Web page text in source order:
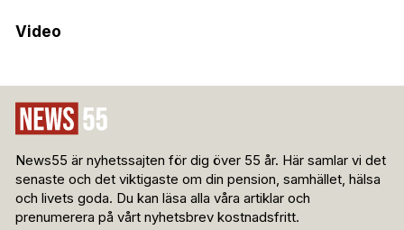
Video
News55 är nyhetssajten för dig över 55 år. Här samlar vi det
senaste och det viktigaste om din pension, samhället, hälsa
och livets goda. Du kan läsa alla våra artiklar och
prenumerera på vårt nyhetsbrev kostnadsfritt.